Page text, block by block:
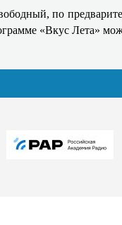
по
«Вкус Лета»